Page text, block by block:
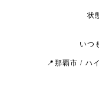
状
いつ
📍那覇市 / ハ